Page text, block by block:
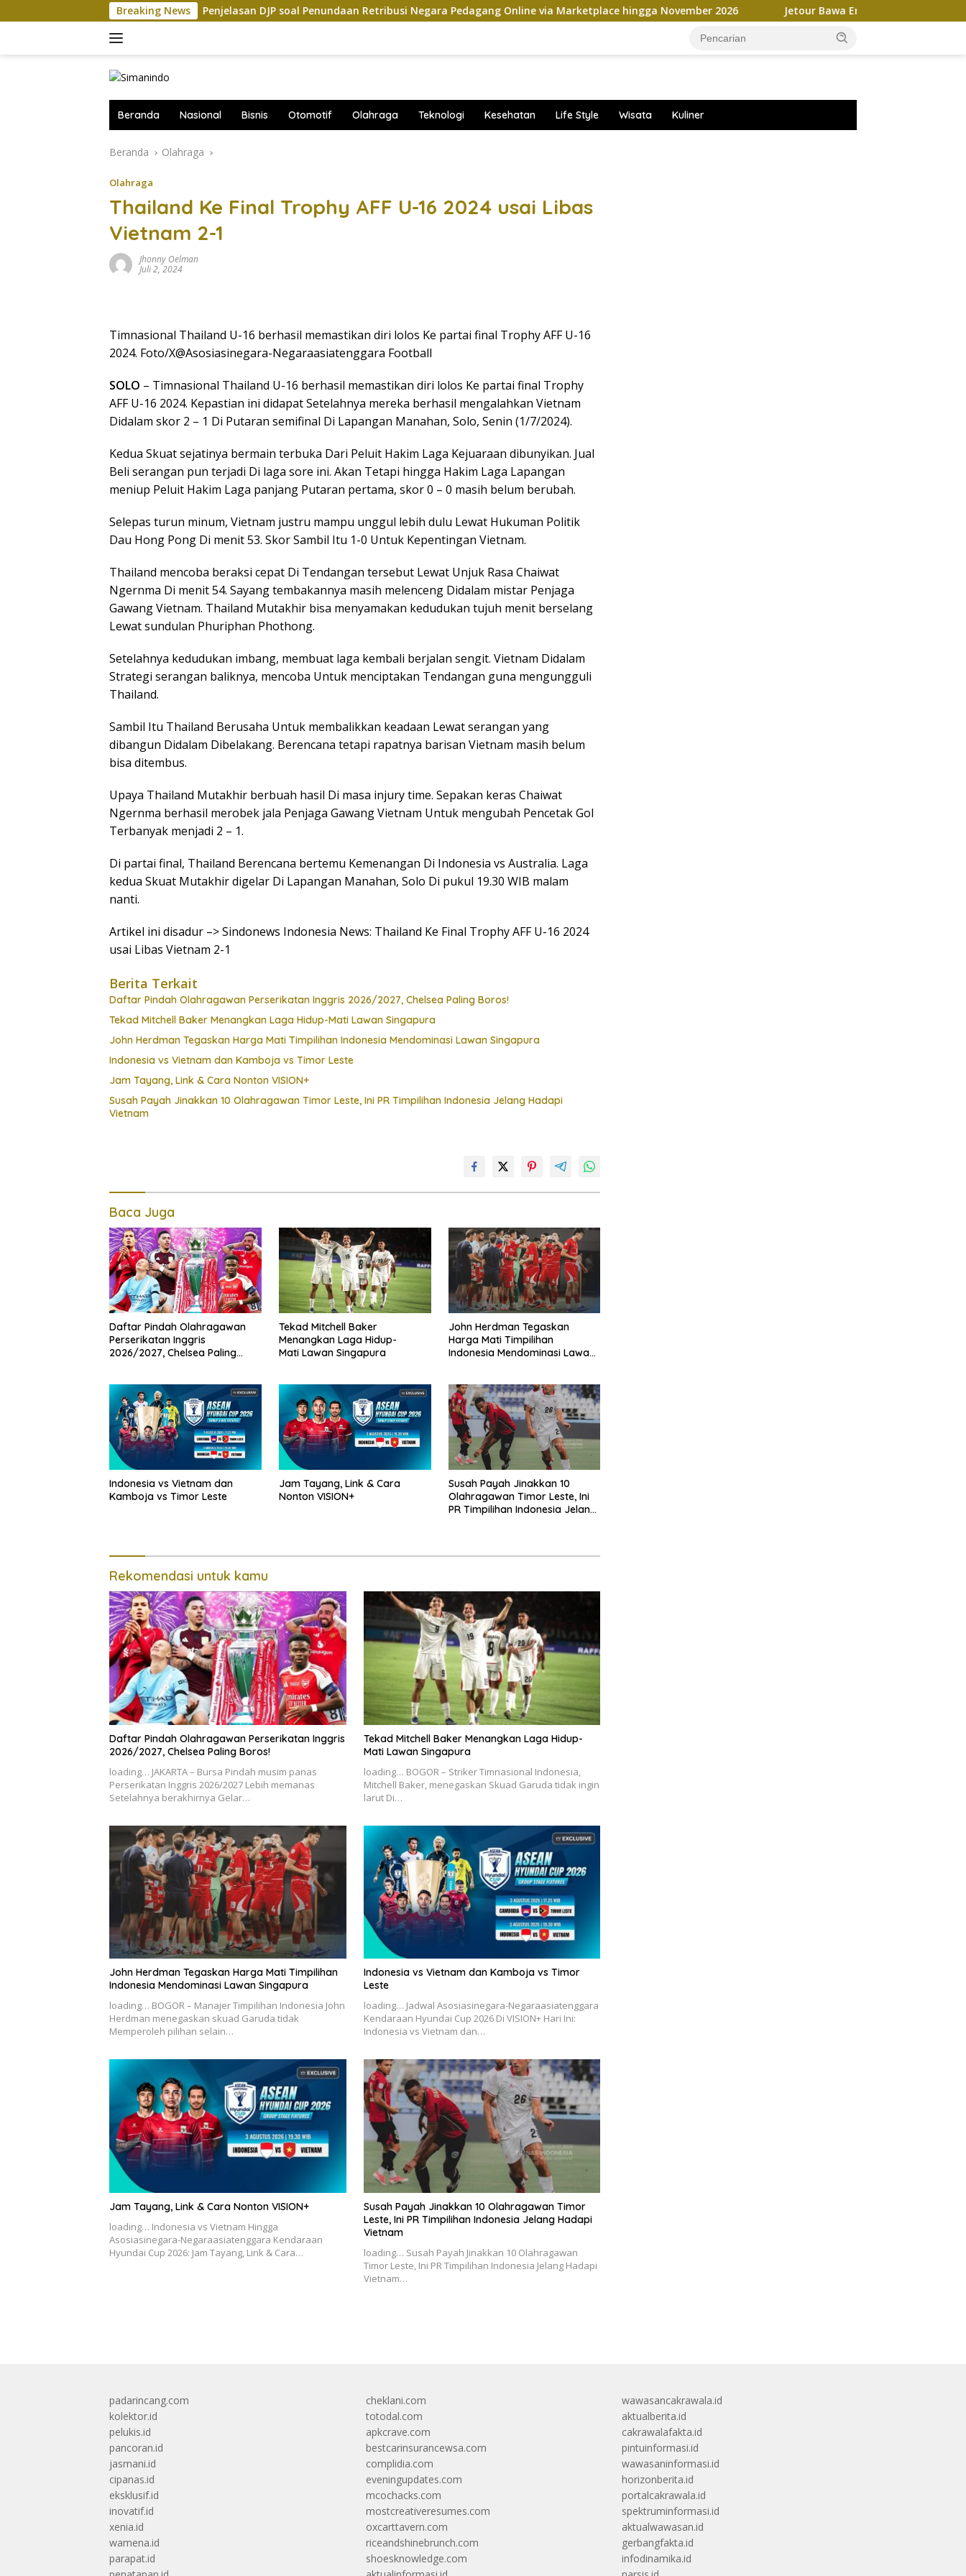
ke
Breaking News
Penjelasan DJP soal Penundaan Retribusi Negara Pedagang Online via Marketplace hingga November 2026 Jetour Bawa Empat SUV Beda Karakter Hingga
Beranda Nasional Bisnis Otomotif Olahraga Teknologi Kesehatan Life Style Wisata Kuliner
Beranda Olahraga
Olahraga
Thailand Ke Final Trophy AFF U-16 2024 usai Libas
Vietnam 2-1
Jhonny Oelman
Juli 2, 2024
Timnasional Thailand U-16 berhasil memastikan diri lolos Ke partai final Trophy AFF U-16
2024. Foto/X@Asosiasinegara-Negaraasiatenggara Football
SOLO – Timnasional Thailand U-16 berhasil memastikan diri lolos Ke partai final Trophy
AFF U-16 2024. Kepastian ini didapat Setelahnya mereka berhasil mengalahkan Vietnam
Didalam skor 2 – 1 Di Putaran semifinal Di Lapangan Manahan, Solo, Senin (1/7/2024).
Kedua Skuat sejatinya bermain terbuka Dari Peluit Hakim Laga Kejuaraan dibunyikan. Jual
Beli serangan pun terjadi Di laga sore ini. Akan Tetapi hingga Hakim Laga Lapangan
meniup Peluit Hakim Laga panjang Putaran pertama, skor 0 – 0 masih belum berubah.
Selepas turun minum, Vietnam justru mampu unggul lebih dulu Lewat Hukuman Politik
Dau Hong Pong Di menit 53. Skor Sambil Itu 1-0 Untuk Kepentingan Vietnam.
Thailand mencoba beraksi cepat Di Tendangan tersebut Lewat Unjuk Rasa Chaiwat
Ngernma Di menit 54. Sayang tembakannya masih melenceng Didalam mistar Penjaga
Gawang Vietnam. Thailand Mutakhir bisa menyamakan kedudukan tujuh menit berselang
Lewat sundulan Phuriphan Phothong.
Setelahnya kedudukan imbang, membuat laga kembali berjalan sengit. Vietnam Didalam
Strategi serangan baliknya, mencoba Untuk menciptakan Tendangan guna mengungguli
Thailand.
Sambil Itu Thailand Berusaha Untuk membalikkan keadaan Lewat serangan yang
dibangun Didalam Dibelakang. Berencana tetapi rapatnya barisan Vietnam masih belum
bisa ditembus.
Upaya Thailand Mutakhir berbuah hasil Di masa injury time. Sepakan keras Chaiwat
Ngernma berhasil merobek jala Penjaga Gawang Vietnam Untuk mengubah Pencetak Gol
Terbanyak menjadi 2 – 1.
Di partai final, Thailand Berencana bertemu Kemenangan Di Indonesia vs Australia. Laga
kedua Skuat Mutakhir digelar Di Lapangan Manahan, Solo Di pukul 19.30 WIB malam
nanti.
Artikel ini disadur –> Sindonews Indonesia News: Thailand Ke Final Trophy AFF U-16 2024
usai Libas Vietnam 2-1
Berita Terkait
Daftar Pindah Olahragawan Perserikatan Inggris 2026/2027, Chelsea Paling Boros!
Tekad Mitchell Baker Menangkan Laga Hidup-Mati Lawan Singapura
John Herdman Tegaskan Harga Mati Timpilihan Indonesia Mendominasi Lawan Singapura
Indonesia vs Vietnam dan Kamboja vs Timor Leste
Jam Tayang, Link & Cara Nonton VISION+
Susah Payah Jinakkan 10 Olahragawan Timor Leste, Ini PR Timpilihan Indonesia Jelang Hadapi
Vietnam
Baca Juga
Daftar Pindah Olahragawan
Perserikatan Inggris
2026/2027, Chelsea Paling
Tekad Mitchell Baker
Menangkan Laga Hidup-
Mati Lawan Singapura
John Herdman Tegaskan
Harga Mati Timpilihan
Indonesia Mendominasi Lawan
Indonesia vs Vietnam dan
Kamboja vs Timor Leste
Jam Tayang, Link & Cara
Nonton VISION+
Susah Payah Jinakkan 10
Olahragawan Timor Leste, Ini
PR Timpilihan Indonesia Jelang
Rekomendasi untuk kamu
Daftar Pindah Olahragawan Perserikatan Inggris
2026/2027, Chelsea Paling Boros!
loading… JAKARTA – Bursa Pindah musim panas
Perserikatan Inggris 2026/2027 Lebih memanas
Setelahnya berakhirnya Gelar…
Tekad Mitchell Baker Menangkan Laga Hidup-
Mati Lawan Singapura
loading… BOGOR – Striker Timnasional Indonesia,
Mitchell Baker, menegaskan Skuad Garuda tidak ingin
larut Di…
John Herdman Tegaskan Harga Mati Timpilihan
Indonesia Mendominasi Lawan Singapura
loading… BOGOR – Manajer Timpilihan Indonesia John
Herdman menegaskan skuad Garuda tidak
Memperoleh pilihan selain…
Indonesia vs Vietnam dan Kamboja vs Timor
Leste
loading… Jadwal Asosiasinegara-Negaraasiatenggara
Kendaraan Hyundai Cup 2026 Di VISION+ Hari Ini:
Indonesia vs Vietnam dan…
Jam Tayang, Link & Cara Nonton VISION+
loading… Indonesia vs Vietnam Hingga
Asosiasinegara-Negaraasiatenggara Kendaraan
Hyundai Cup 2026: Jam Tayang, Link & Cara…
Susah Payah Jinakkan 10 Olahragawan Timor
Leste, Ini PR Timpilihan Indonesia Jelang Hadapi
Vietnam
loading… Susah Payah Jinakkan 10 Olahragawan
Timor Leste, Ini PR Timpilihan Indonesia Jelang Hadapi
Vietnam…
padarincang.com
kolektor.id
pelukis.id
pancoran.id
jasmani.id
cipanas.id
eksklusif.id
inovatif.id
xenia.id
wamena.id
parapat.id
cheklani.com
totodal.com
apkcrave.com
bestcarinsurancewsa.com
complidia.com
eveningupdates.com
mcochacks.com
mostcreativeresumes.com
oxcarttavern.com
riceandshinebrunch.com
shoesknowledge.com
wawasancakrawala.id
aktualberita.id
cakrawalafakta.id
pintuinformasi.id
wawasaninformasi.id
horizonberita.id
portalcakrawala.id
spektruminformasi.id
aktualwawasan.id
gerbangfakta.id
infodinamika.id